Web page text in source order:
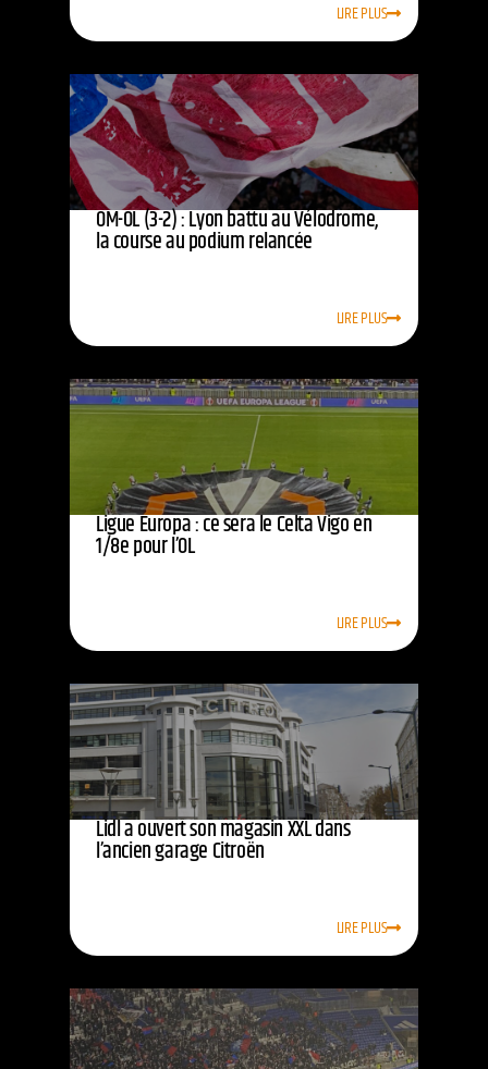
LIRE PLUS
OM-OL (3-2) : Lyon battu au Vélodrome,
la course au podium relancée
LIRE PLUS
Ligue Europa : ce sera le Celta Vigo en
1/8e pour l’OL
LIRE PLUS
Lidl a ouvert son magasin XXL dans
l’ancien garage Citroën
LIRE PLUS